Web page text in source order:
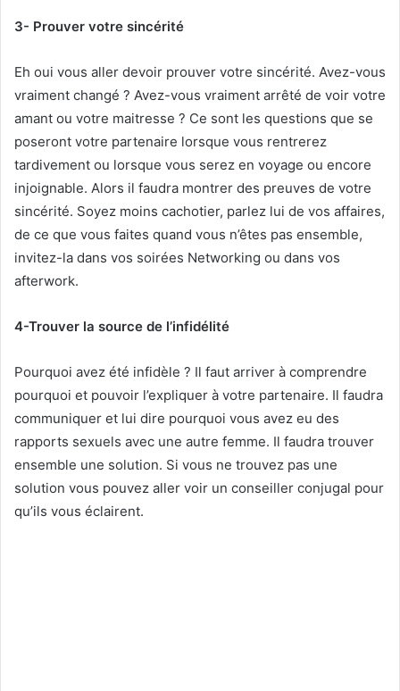
3- Prouver votre sincérité
Eh oui vous aller devoir prouver votre sincérité. Avez-vous
vraiment changé ? Avez-vous vraiment arrêté de voir votre
amant ou votre maitresse ? Ce sont les questions que se
poseront votre partenaire lorsque vous rentrerez
tardivement ou lorsque vous serez en voyage ou encore
injoignable. Alors il faudra montrer des preuves de votre
sincérité. Soyez moins cachotier, parlez lui de vos affaires,
de ce que vous faites quand vous n’êtes pas ensemble,
invitez-la dans vos soirées Networking ou dans vos
afterwork.
4-Trouver la source de l’infidélité
Pourquoi avez été infidèle ? Il faut arriver à comprendre
pourquoi et pouvoir l’expliquer à votre partenaire. Il faudra
communiquer et lui dire pourquoi vous avez eu des
rapports sexuels avec une autre femme. Il faudra trouver
ensemble une solution. Si vous ne trouvez pas une
solution vous pouvez aller voir un conseiller conjugal pour
qu’ils vous éclairent.